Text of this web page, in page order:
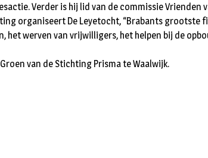
Verder is hij lid van de commissie
organiseert De Leyetocht, “Brabants
werven van vrijwilligers, het helpen bij de
van de Stichting Prisma te Waalwijk.